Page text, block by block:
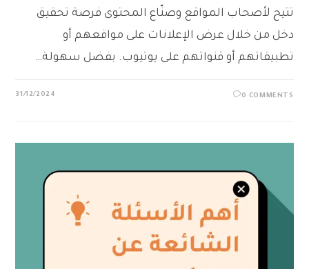
تتيح لأصحاب المواقع وصنّاع المحتوى فرصة تحقيق
دخل من خلال عرض الإعلانات على مواقعهم أو
تطبيقاتهم أو قنواتهم على يوتيوب. بفضل سهولة…
0 COMMENTS
31/12/2024